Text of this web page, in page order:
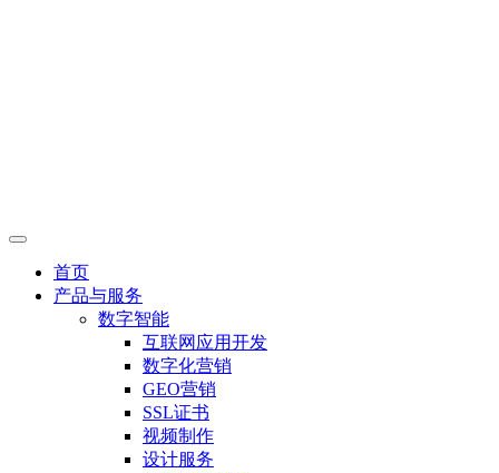
首页
产品与服务
数字智能
互联网应用开发
数字化营销
GEO营销
SSL证书
视频制作
设计服务